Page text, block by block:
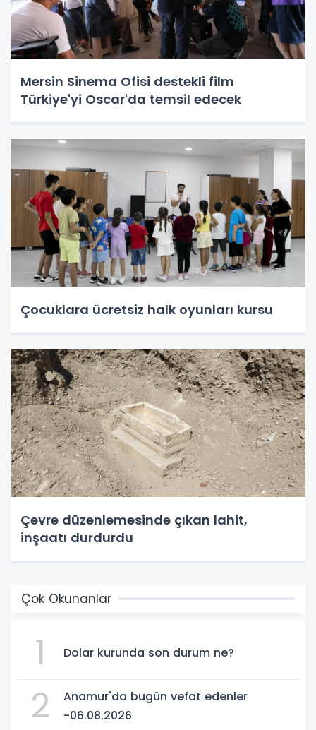
Mersin Sinema Ofisi destekli film
Türkiye'yi Oscar'da temsil edecek
Çocuklara ücretsiz halk oyunları kursu
Çevre düzenlemesinde çıkan lahit,
inşaatı durdurdu
Çok Okunanlar
1 Dolar kurunda son durum ne?
2
Anamur'da bugün vefat edenler
-06.08.2026